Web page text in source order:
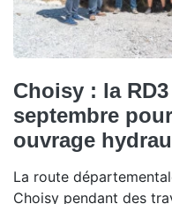
Choisy : la
septembre
ouvrage
La route
Choisy pendant des